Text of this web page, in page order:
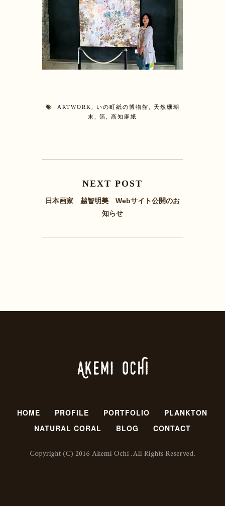
ARTWORK, いの町紙の博物館,
天然珊瑚
末, 箔, 高知麻紙
NEXT POST
日本画家 越智明美 Webサイト公開のお
知らせ
HOME PROFILE PORTFOLIO
PLANKTON
NATURAL CORAL
BLOG CONTACT